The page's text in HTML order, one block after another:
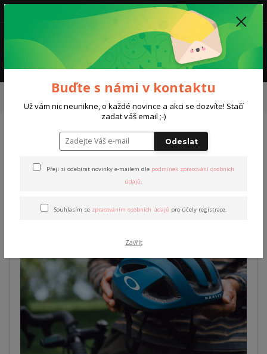
Menu
0,00 Kč
Kurzy a trénink Kurzy na kolečkových lyžích
Zapůjčení
cyklistické přilby - 1. den
Zapůjčení cyklistické přilby -
1. den
Buďte s námi v kontaktu
Už vám nic neunikne, o každé novince a akci se dozvíte! Stačí
zadat váš email ;-)
Odeslat
Přeji si odebírat novinky e-mailem dle podmínek zpracování osobních
údajů.
Souhlasím se zpracováním osobních údajů pro účely registrace.
Zavřít